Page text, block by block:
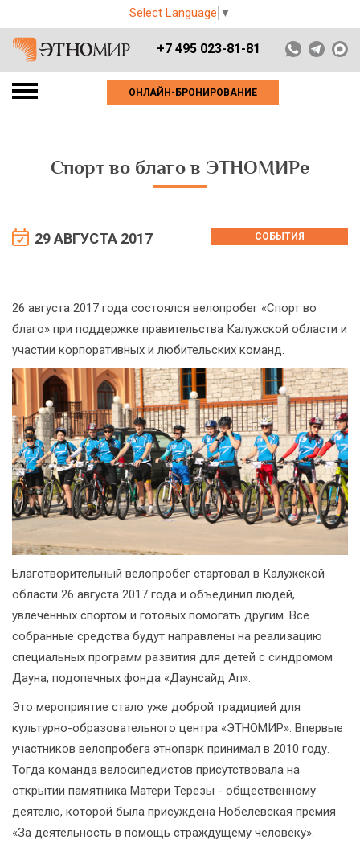
Select Language ▼
+7 495 023-81-81
ОНЛАЙН-БРОНИРОВАНИЕ
Спорт во благо в ЭТНОМИРе
29 АВГУСТА 2017 СОБЫТИЯ
26 августа 2017 года состоялся велопробег «Спорт во
благо» при поддержке правительства Калужской области и
участии корпоративных и любительских команд.
Благотворительный велопробег стартовал в Калужской
области 26 августа 2017 года и объединил людей,
увлечённых спортом и готовых помогать другим. Все
собранные средства будут направлены на реализацию
специальных программ развития для детей с синдромом
Дауна, подопечных фонда «Даунсайд Ап».
Это мероприятие стало уже доброй традицией для
культурно-образовательного центра «ЭТНОМИР». Впервые
участников велопробега этнопарк принимал в 2010 году.
Тогда команда велосипедистов присутствовала на
открытии памятника Матери Терезы - общественному
деятелю, которой была присуждена Нобелевская премия
«За деятельность в помощь страждущему человеку».